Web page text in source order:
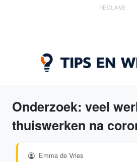
RECLAME
Onderzoek: veel
thuiswerken na
Emma de Vries